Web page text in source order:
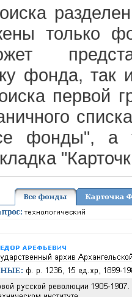
только
фонда,
первой
фонды", а